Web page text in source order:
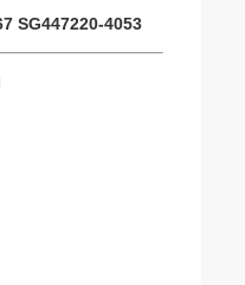
SG447220-4053